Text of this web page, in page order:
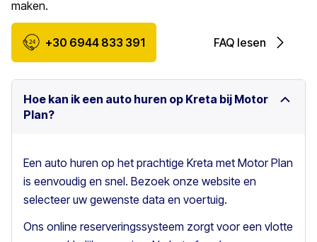
maken.
+30 6944 833 391 FAQ lesen
Hoe kan ik een auto huren op Kreta bij Motor
Plan?
Een auto huren op het prachtige Kreta met Motor Plan
is eenvoudig en snel. Bezoek onze website en
selecteer uw gewenste data en voertuig.
Ons online reserveringssysteem zorgt voor een vlotte